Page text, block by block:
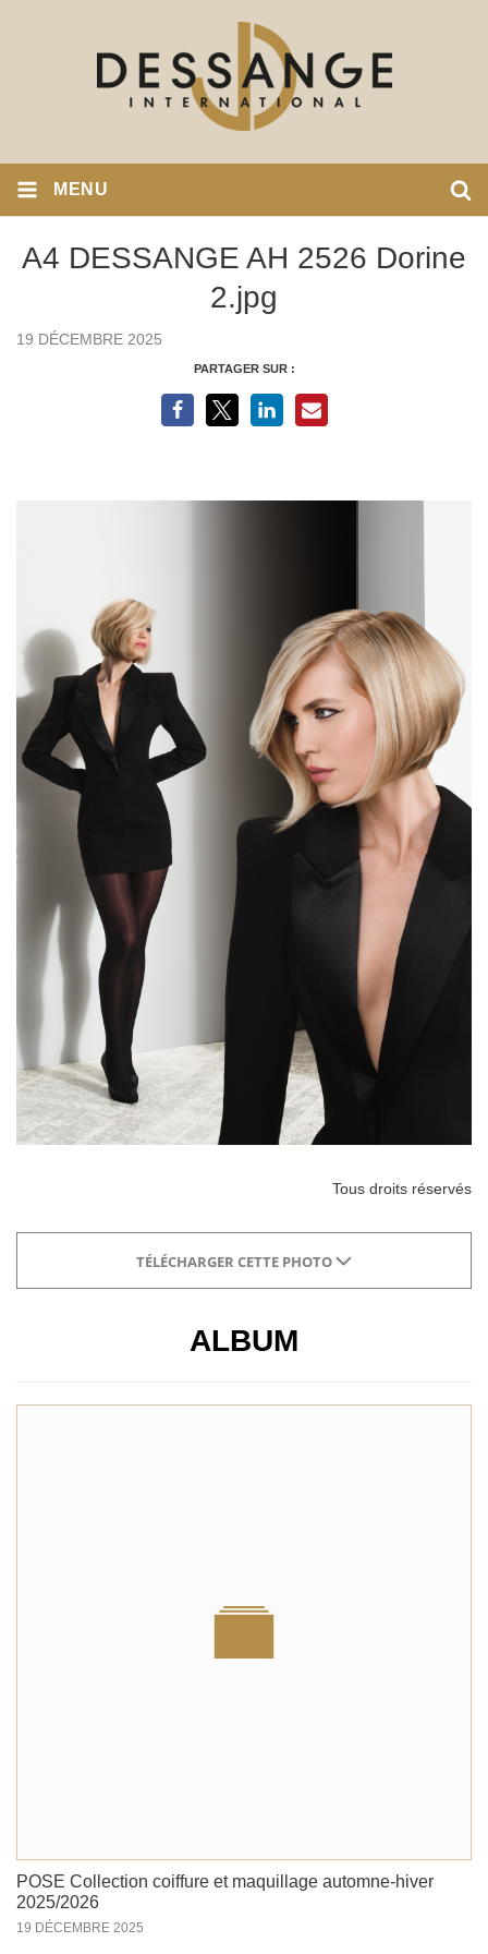
MENU
A4 DESSANGE AH 2526 Dorine
2.jpg
19 DÉCEMBRE 2025
PARTAGER SUR :
Tous droits réservés
TÉLÉCHARGER CETTE PHOTO
ALBUM
POSE Collection coiffure et maquillage automne-hiver
2025/2026
19 DÉCEMBRE 2025